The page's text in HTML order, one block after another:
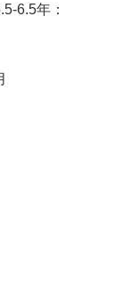
6.5年：